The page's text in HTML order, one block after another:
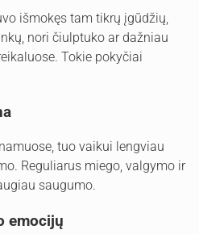
išmokęs tam tikrų įgūdžių,
nori čiulptuko ar dažniau
Tokie pokyčiai
tuo vaikui lengviau
Reguliarus miego, valgymo ir
saugumo.
emocijų